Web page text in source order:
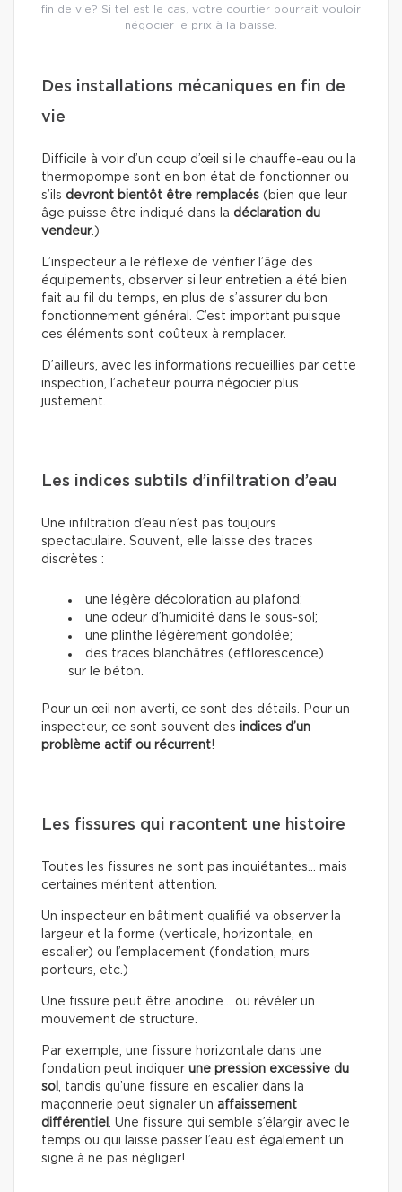
fin de vie? Si tel est le cas, votre courtier pourrait vouloir
négocier le prix à la baisse.
Des installations mécaniques en fin de
vie
Difficile à voir d’un coup d’œil si le chauffe-eau ou la
thermopompe sont en bon état de fonctionner ou
s’ils devront bientôt être remplacés (bien que leur
âge puisse être indiqué dans la déclaration du
vendeur.)
L’inspecteur a le réflexe de vérifier l’âge des
équipements, observer si leur entretien a été bien
fait au fil du temps, en plus de s’assurer du bon
fonctionnement général. C’est important puisque
ces éléments sont coûteux à remplacer.
D’ailleurs, avec les informations recueillies par cette
inspection, l’acheteur pourra négocier plus
justement.
Les indices subtils d’infiltration d’eau
Une infiltration d’eau n’est pas toujours
spectaculaire. Souvent, elle laisse des traces
discrètes :
une légère décoloration au plafond;
une odeur d’humidité dans le sous-sol;
une plinthe légèrement gondolée;
des traces blanchâtres (efflorescence)
sur le béton.
Pour un œil non averti, ce sont des détails. Pour un
inspecteur, ce sont souvent des indices d’un
problème actif ou récurrent!
Les fissures qui racontent une histoire
Toutes les fissures ne sont pas inquiétantes… mais
certaines méritent attention.
Un inspecteur en bâtiment qualifié va observer la
largeur et la forme (verticale, horizontale, en
escalier) ou l’emplacement (fondation, murs
porteurs, etc.)
Une fissure peut être anodine… ou révéler un
mouvement de structure.
Par exemple, une fissure horizontale dans une
fondation peut indiquer une pression excessive du
sol , tandis qu’une fissure en escalier dans la
maçonnerie peut signaler un affaissement
différentiel . Une fissure qui semble s’élargir avec le
temps ou qui laisse passer l’eau est également un
signe à ne pas négliger!